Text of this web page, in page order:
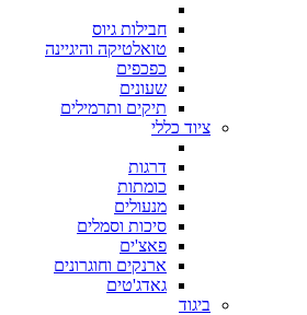
חבילות גיוס
טואלטיקה והיגיינה
כפכפים
שעונים
תיקים ותרמילים
ציוד כללי
דרגות
כומתות
מנעולים
סיכות וסמלים
פאצ'ים
ארנקים וחוגרונים
גאדג'טים
ביגוד